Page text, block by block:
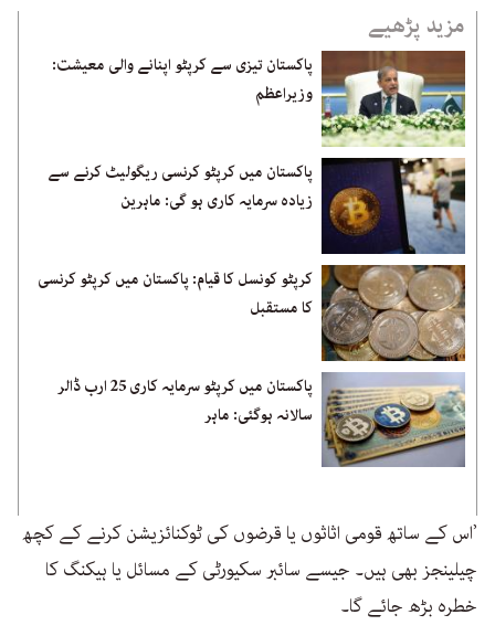
مزید پڑھیے
پاکستان تیزی سے کرپٹو اپنانے والی معیشت:
وزیراعظم
پاکستان میں کرپٹو کرنسی ریگولیٹ کرنے سے
زیادہ سرمایہ کاری ہو گی: ماہرین
کرپٹو کونسل کا قیام: پاکستان میں کرپٹو کرنسی
کا مستقبل
پاکستان میں کرپٹو سرمایہ کاری 25 ارب ڈالر
سالانہ ہوگئی: ماہر
’اس کے ساتھ قومی اثاثوں یا قرضوں کی ٹوکنائزیشن کرنے کے کچھ
چیلینجز بھی ہیں۔ جیسے سائبر سکیورٹی کے مسائل یا ہیکنگ کا
خطرہ بڑھ جائے گا۔